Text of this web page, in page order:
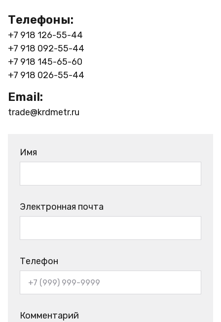
Телефоны:
+7 918 126-55-44
+7 918 092-55-44
+7 918 145-65-60
+7 918 026-55-44
Email:
trade@krdmetr.ru
Имя
Электронная почта
Телефон
Комментарий